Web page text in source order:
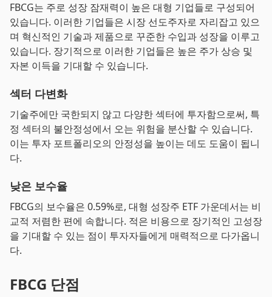
FBCG는 주로 성장 잠재력이 높은 대형 기업들로 구성되어
있습니다. 이러한 기업들은 시장 선도주자로 자리잡고 있으
며 혁신적인 기술과 제품으로 꾸준한 수입과 성장을 이루고
있습니다. 장기적으로 이러한 기업들은 높은 주가 상승 및
자본 이득을 기대할 수 있습니다.
섹터 다변화
기술주에만 국한되지 않고 다양한 섹터에 투자함으로써, 특
정 섹터의 불안정성에서 오는 위험을 분산할 수 있습니다.
이는 투자 포트폴리오의 안정성을 높이는 데도 도움이 됩니
다.
낮은 보수율
FBCG의 보수율은 0.59%로, 대형 성장주 ETF 가운데서는 비
교적 저렴한 편에 속합니다. 적은 비용으로 장기적인 고성장
을 기대할 수 있는 점이 투자자들에게 매력적으로 다가옵니
다.
FBCG 단점